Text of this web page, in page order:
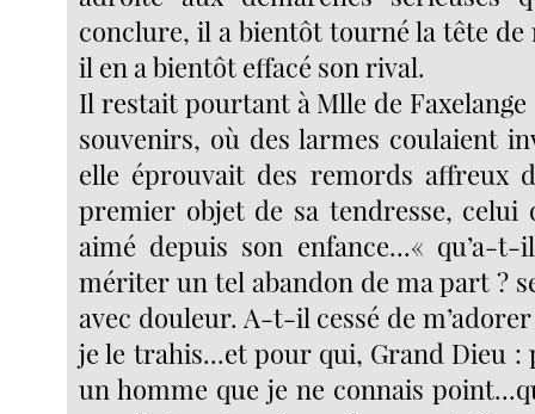
conclure, il a bientôt tourné la tête
il en a bientôt effacé son rival.
Il restait pourtant à Mlle de
souvenirs, où des larmes coulaient
elle éprouvait des remords affreux
premier objet de sa tendresse, celui
aimé depuis son enfance...« qu’a-
mériter un tel abandon de ma part ?
avec douleur. A-t-il cessé de
je le trahis...et pour qui, Grand Dieu :
un homme que je ne connais